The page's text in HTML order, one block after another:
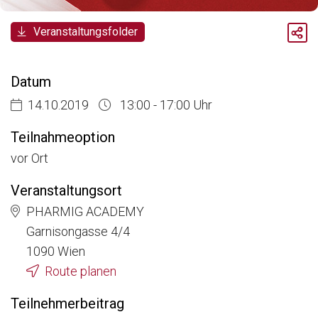
Breadcrumb
Aktuelle Veranstaltungen
Veranstaltungsfolder
Datum
14.10.2019 13:00 - 17:00 Uhr
Teilnahmeoption
vor Ort
Veranstaltungsort
PHARMIG ACADEMY
Garnisongasse 4/4
1090 Wien
Route planen
Teilnehmerbeitrag